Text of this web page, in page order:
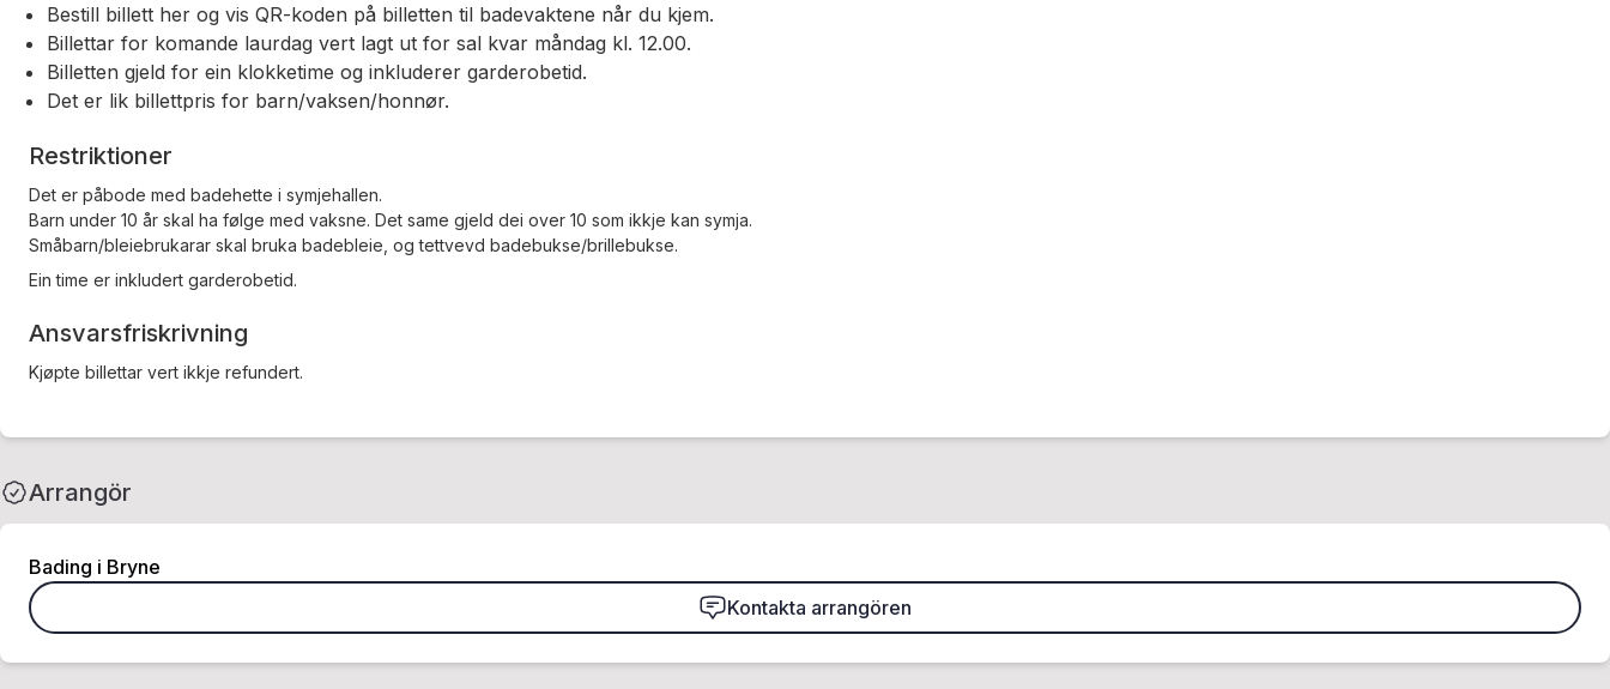
Bestill billett her og vis QR-koden på billetten til badevaktene når du kjem.
Billettar for komande laurdag vert lagt ut for sal kvar måndag kl. 12.00.
Billetten gjeld for ein klokketime og inkluderer garderobetid.
Det er lik billettpris for barn/vaksen/honnør.
Restriktioner
Det er påbode med badehette i symjehallen.
Barn under 10 år skal ha følge med vaksne. Det same gjeld dei over 10 som ikkje kan symja.
Småbarn/bleiebrukarar skal bruka badebleie, og tettvevd badebukse/brillebukse.
Ein time er inkludert garderobetid.
Ansvarsfriskrivning
Kjøpte billettar vert ikkje refundert.
Arrangör
Bading i Bryne
Kontakta arrangören